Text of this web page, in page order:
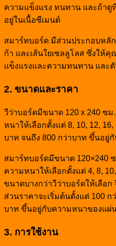
ความแข็งแรง ทนทาน และถ้าดู
อยู่ในเนื้อซีเมนต์
สมาร์ทบอร์ด มีส่วนประกอบหลั
ก้า และเส้นใยเซลลูโลส ซึ่งให้
แข็งแรงและความทนทาน และ
2. ขนาดและราคา
วีว่าบอร์ดมีขนาด 120 x 240 ซม
หนาให้เลือกตั้งแต่ 8, 10, 12,
บาท จนถึง 800 กว่าบาท ขึ้นอยู่
สมาร์ทบอร์ดมีขนาด 120×240
ความหนาให้เลือกตั้งแต่ 4, 8,
ขนาดบางกว่าวีว่าบอร์ดให้เลือก
ส่วนราคาจะเริ่มต้นตั้งแต่ 100
บาท ขึ้นอยู่กับความหนาของแผ่
3. การใช้งาน